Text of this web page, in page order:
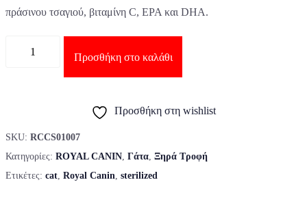
πράσινου τσαγιού, βιταμίνη C, EPA και DHA.
Ποσότητα
Προσθήκη στο καλάθι
Προσθήκη στη wishlist
SKU: RCCS01007
Κατηγορίες: ROYAL CANIN, Γάτα, Ξηρά Τροφή
Ετικέτες: cat, Royal Canin, sterilized